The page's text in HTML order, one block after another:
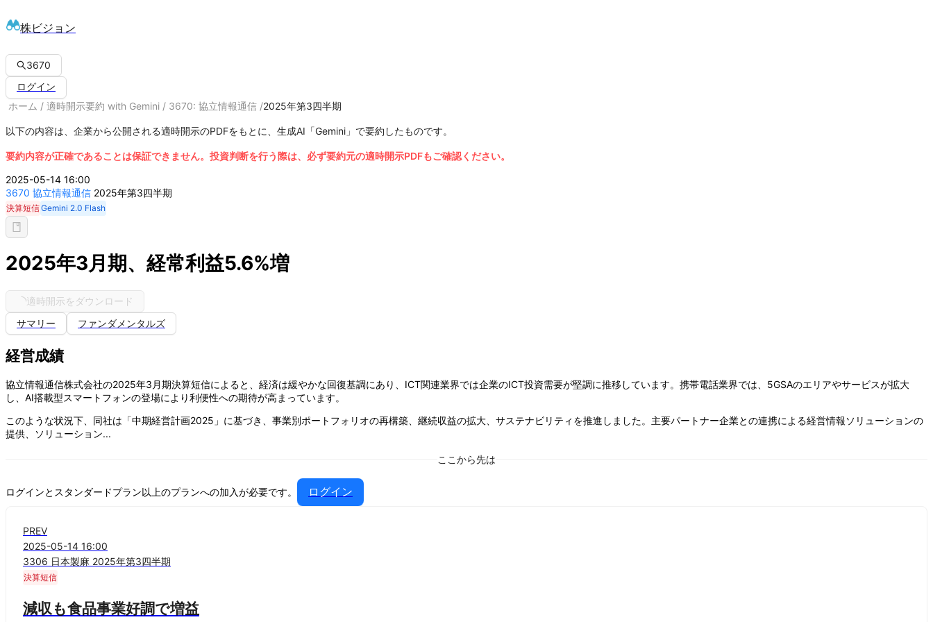
株ビジョン
3670
ログイン
ホーム / 適時開示要約 with Gemini / 3670: 協立情報通信 /2025年第3四半期
以下の内容は、企業から公開される適時開示のPDFをもとに、生成AI「Gemini」で要約したものです。
要約内容が正確であることは保証できません。投資判断を行う際は、必ず要約元の適時開示PDFもご確認ください。
2025-05-14 16:00
3670 協立情報通信 2025年第3四半期
決算短信Gemini 2.0 Flash
2025年3月期、経常利益5.6%増
適時開示をダウンロード
サマリー
ファンダメンタルズ
経営成績
協立情報通信株式会社の2025年3月期決算短信によると、経済は緩やかな回復基調にあり、ICT関連業界では企業のICT投資需要が堅調に推移しています。携帯電話業界では、5GSAのエリアやサービスが拡大
し、AI搭載型スマートフォンの登場により利便性への期待が高まっています。
このような状況下、同社は「中期経営計画2025」に基づき、事業別ポートフォリオの再構築、継続収益の拡大、サステナビリティを推進しました。主要パートナー企業との連携による経営情報ソリューションの
提供、ソリューション...
ここから先は
ログインとスタンダードプラン以上のプランへの加入が必要です。 ログイン
PREV
2025-05-14 16:00
3306 日本製麻 2025年第3四半期
決算短信
減収も食品事業好調で増益